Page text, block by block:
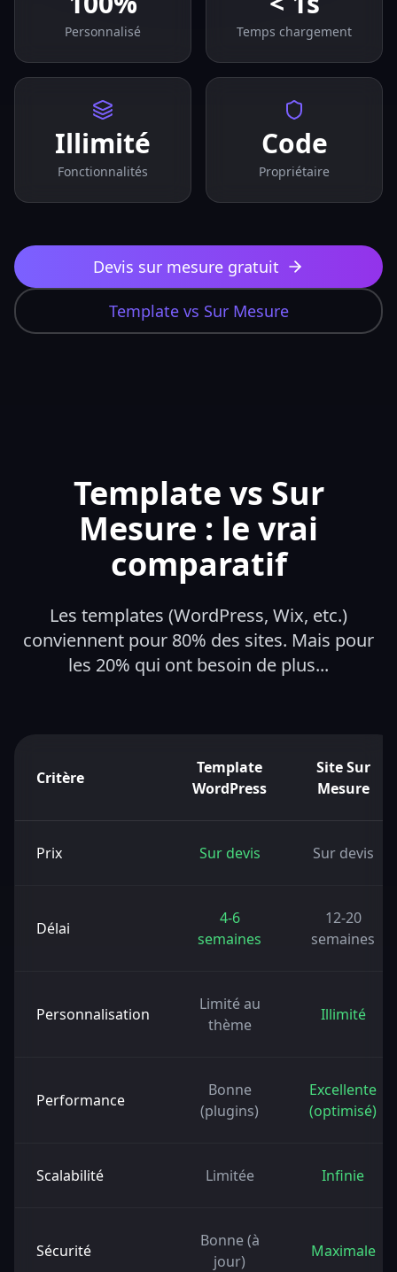
Personnalisé Temps chargement
Illimité
Fonctionnalités
Code
Propriétaire
Devis sur mesure gratuit
Template vs Sur Mesure
Template vs Sur
Mesure : le vrai
comparatif
Les templates (WordPress, Wix, etc.)
conviennent pour 80% des sites. Mais pour
les 20% qui ont besoin de plus...
Critère
Template
WordPress
Site Sur
Mesure
Prix Sur devis Sur devis
Délai
4-6
semaines
12-20
semaines
Personnalisation
Limité au
thème
Illimité
Performance
Bonne
(plugins)
Excellente
(optimisé)
Scalabilité Limitée Infinie
Sécurité
Bonne (à
jour)
Maximale